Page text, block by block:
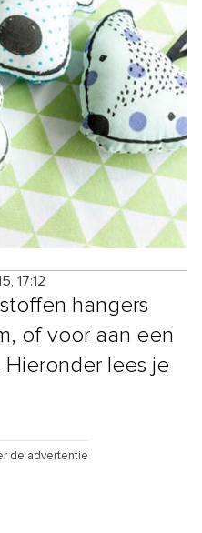
17:12
hangers
of voor aan een
Hieronder lees je
de advertentie